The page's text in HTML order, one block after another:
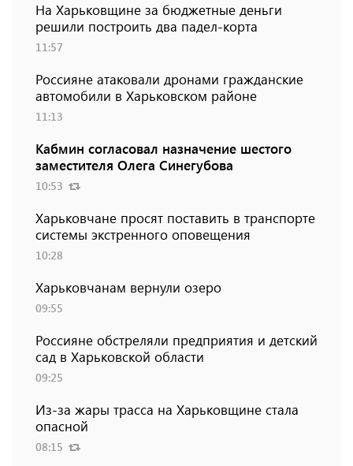
На Харьковщине за бюджетные деньги
решили построить два падел-корта
11:57
Россияне атаковали дронами гражданские
автомобили в Харьковском районе
11:13
Кабмин согласовал назначение шестого
заместителя Олега Синегубова
10:53
Харьковчане просят поставить в транспорте
системы экстренного оповещения
10:28
Харьковчанам вернули озеро
09:55
Россияне обстреляли предприятия и детский
сад в Харьковской области
09:25
Из-за жары трасса на Харьковщине стала
опасной
08:15